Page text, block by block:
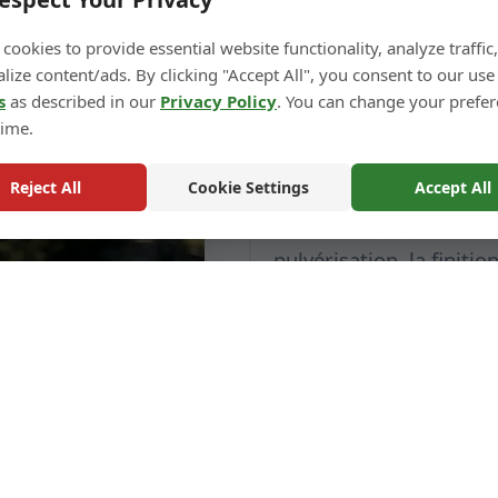
Finition
Nous pouvons
échantillons selon la
pulvérisation, la
cookies to provide essential website functionality, analyze
content/ads. By clicking "Accept All", you consent to our
as described in our Privacy Policy. You can change your
Reject All Cookie Settings Accept All